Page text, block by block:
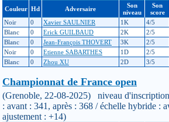
Couleur Hd Adversaire
Son
niveau
Son
score
Noir
0 Xavier SAULNIER 1K 4/5
Blanc
0 Erick GUILBAUD 2K 2/5
Blanc
0 Jean-François THOVERT 3K 2/5
Noir
0 Etienne SABARTHES 1D 2/5
Blanc
0 Zhou XU 2D 3/5
Championnat de France open
(Grenoble, 22-08-2025) niveau
: avant : 341, après : 368 / échelle hybride :
ajustement : +14)